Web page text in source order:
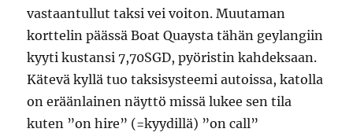
vastaantullut taksi vei voiton. Muutaman
korttelin päässä Boat Quaysta tähän geylangiin
kyyti kustansi 7,70SGD, pyöristin kahdeksaan.
Kätevä kyllä tuo taksisysteemi autoissa, katolla
on eräänlainen näyttö missä lukee sen tila
kuten ”on hire” (=kyydillä) ”on call”